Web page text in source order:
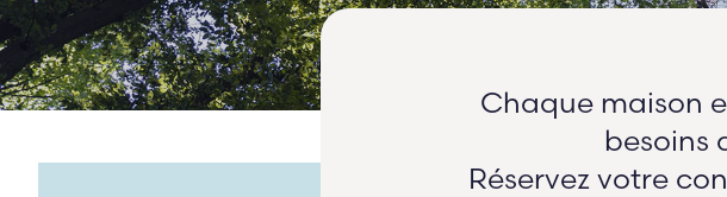
Chaque maison
besoins
Réservez votre